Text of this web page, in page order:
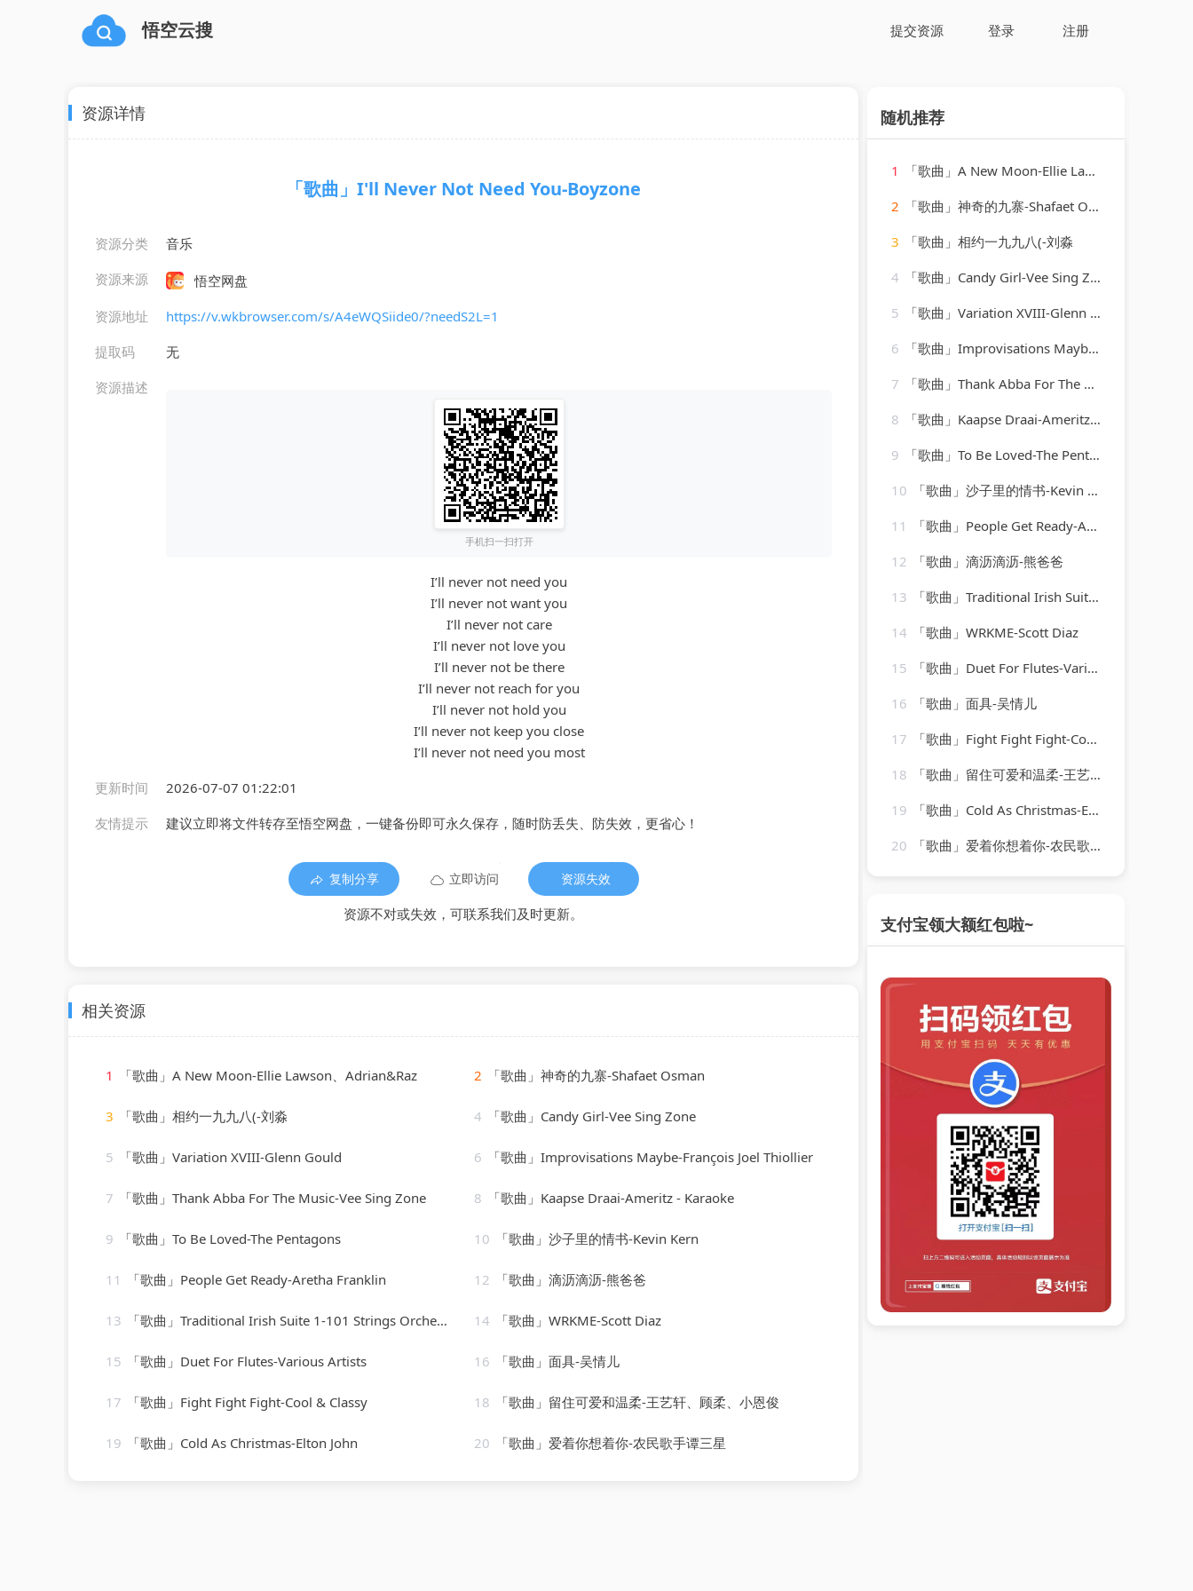
悟空云搜 提交资源 登录 注册
资源详情
「歌曲」I'll Never Not Need You-Boyzone
资源分类
音乐
资源来源
悟空网盘
资源地址
https://v.wkbrowser.com/s/A4eWQSiide0/?needS2L=1
提取码
无
资源描述
手机扫一扫打开
I’ll never not need you
I’ll never not want you
I’ll never not care
I’ll never not love you
I’ll never not be there
I’ll never not reach for you
I’ll never not hold you
I’ll never not keep you close
I’ll never not need you most
更新时间
2026-07-07 01:22:01
友情提示
建议立即将文件转存至悟空网盘，一键备份即可永久保存，随时防丢失、防失效，更省心！
复制分享 立即访问 资源失效
资源不对或失效，可联系我们及时更新。
相关资源
1 「歌曲」A New Moon-Ellie Lawson、Adrian&Raz 2 「歌曲」神奇的九寨-Shafaet Osman
3 「歌曲」相约一九九八(-刘淼 4 「歌曲」Candy Girl-Vee Sing Zone
5 「歌曲」Variation XVIII-Glenn Gould 6 「歌曲」Improvisations Maybe-François Joel Thiollier
7 「歌曲」Thank Abba For The Music-Vee Sing Zone 8 「歌曲」Kaapse Draai-Ameritz - Karaoke
9 「歌曲」To Be Loved-The Pentagons 10 「歌曲」沙子里的情书-Kevin Kern
11 「歌曲」People Get Ready-Aretha Franklin 12 「歌曲」滴沥滴沥-熊爸爸
13 「歌曲」Traditional Irish Suite 1-101 Strings Orchestra 14 「歌曲」WRKME-Scott Diaz
15 「歌曲」Duet For Flutes-Various Artists 16 「歌曲」面具-吴情儿
17 「歌曲」Fight Fight Fight-Cool & Classy 18 「歌曲」留住可爱和温柔-王艺轩、顾柔、小恩俊
19 「歌曲」Cold As Christmas-Elton John 20 「歌曲」爱着你想着你-农民歌手谭三星
随机推荐
1
「歌曲」A New Moon-Ellie Lawson、Adrian&Raz
2
「歌曲」神奇的九寨-Shafaet Osman
3
「歌曲」相约一九九八(-刘淼
4
「歌曲」Candy Girl-Vee Sing Zone
5
「歌曲」Variation XVIII-Glenn Gould
6
「歌曲」Improvisations Maybe-François Joel Thiollier
7
「歌曲」Thank Abba For The Music-Vee Sing Zone
8
「歌曲」Kaapse Draai-Ameritz - Karaoke
9
「歌曲」To Be Loved-The Pentagons
10
「歌曲」沙子里的情书-Kevin Kern
11
「歌曲」People Get Ready-Aretha Franklin
12
「歌曲」滴沥滴沥-熊爸爸
13
「歌曲」Traditional Irish Suite 1-101 Strings Orchestra
14
「歌曲」WRKME-Scott Diaz
15
「歌曲」Duet For Flutes-Various Artists
16
「歌曲」面具-吴情儿
17
「歌曲」Fight Fight Fight-Cool & Classy
18
「歌曲」留住可爱和温柔-王艺轩、顾柔、小恩俊
19
「歌曲」Cold As Christmas-Elton John
20
「歌曲」爱着你想着你-农民歌手谭三星
支付宝领大额红包啦~